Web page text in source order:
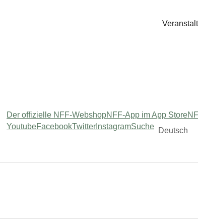
Der offizielle NFF-WebshopNFF-App im App Store
YoutubeFacebookTwitter InstagramSuche Deutsch